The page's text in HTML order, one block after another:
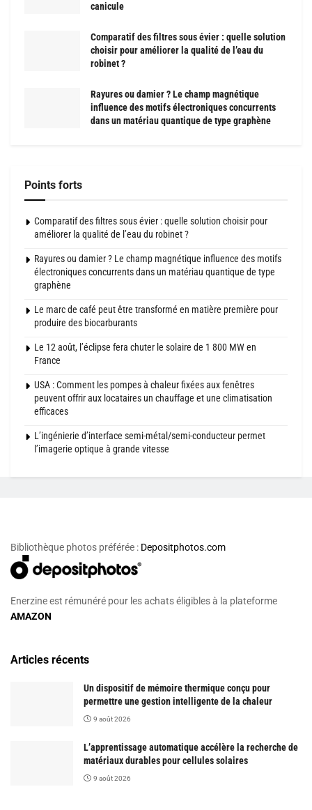
canicule
Comparatif des filtres sous évier : quelle solution
choisir pour améliorer la qualité de l’eau du
robinet ?
Rayures ou damier ? Le champ magnétique
influence des motifs électroniques concurrents
dans un matériau quantique de type graphène
Points forts
Comparatif des filtres sous évier : quelle solution choisir pour
améliorer la qualité de l’eau du robinet ?
Rayures ou damier ? Le champ magnétique influence des motifs
électroniques concurrents dans un matériau quantique de type
graphène
Le marc de café peut être transformé en matière première pour
produire des biocarburants
Le 12 août, l’éclipse fera chuter le solaire de 1 800 MW en
France
USA : Comment les pompes à chaleur fixées aux fenêtres
peuvent offrir aux locataires un chauffage et une climatisation
efficaces
L’ingénierie d’interface semi-métal/semi-conducteur permet
l’imagerie optique à grande vitesse
Bibliothèque photos préférée : Depositphotos.com
Enerzine est rémunéré pour les achats éligibles à la plateforme
AMAZON
Articles récents
Un dispositif de mémoire thermique conçu pour
permettre une gestion intelligente de la chaleur
9 août 2026
L’apprentissage automatique accélère la recherche de
matériaux durables pour cellules solaires
9 août 2026